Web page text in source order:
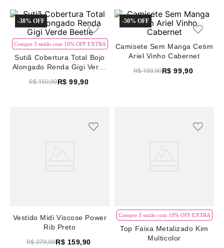
-38%
Compre 3 sutiãs com 10% OFF EXTRA
Sutiã Cobertura Total Bojo
Alongado Renda Gigi Verde
R$ 159,90R$ 99,90
-50%
Camisete Sem Manga Cetim
Ariel Vinho Cabernet
R$ 199,90R$ 99,90
Vestido Midi Viscose Power
Rib Preto
R$ 279,90R$ 159,90
Compre 3 sutiãs com 10% OFF EXTRA
Top Faixa Metalizado Kim
Multicolor